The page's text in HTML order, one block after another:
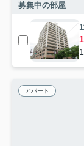
募集中の部屋
アパート